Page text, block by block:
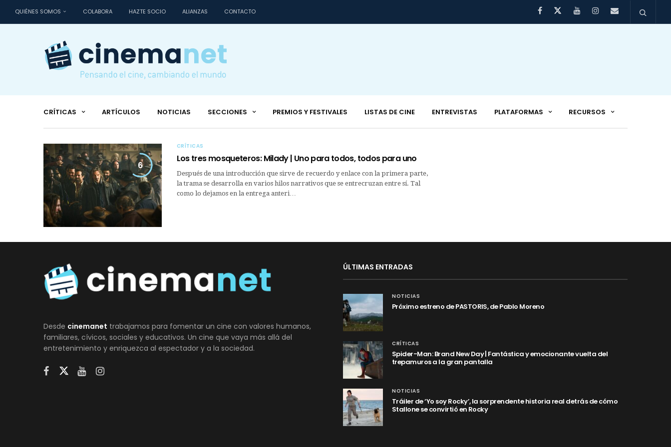
QUIÉNES SOMOS COLABORA HAZTE SOCIO ALIANZAS CONTACTO
CRÍTICAS ARTÍCULOS NOTICIAS SECCIONES PREMIOS Y FESTIVALES LISTAS DE CINE ENTREVISTAS PLATAFORMAS RECURSOS
6
CRÍTICAS
Los tres mosqueteros: Milady | Uno para todos, todos para uno
Después de una introducción que sirve de recuerdo y enlace con la primera parte,
la trama se desarrolla en varios hilos narrativos que se entrecruzan entre sí. Tal
como lo dejamos en la entrega anteri…
Desde cinemanet trabajamos para fomentar un cine con valores humanos,
familiares, cívicos, sociales y educativos. Un cine que vaya más allá del
entretenimiento y enriquezca al espectador y a la sociedad.
ÚLTIMAS ENTRADAS
NOTICIAS
Próximo estreno de PASTORIS, de Pablo Moreno
CRÍTICAS
Spider-Man: Brand New Day | Fantástica y emocionante vuelta del
trepamuros a la gran pantalla
NOTICIAS
Tráiler de ‘Yo soy Rocky’, la sorprendente historia real detrás de cómo
Stallone se convirtió en Rocky